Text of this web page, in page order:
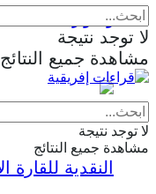
والمؤثرات
لا توجد نتيجة
مشاهدة جميع النتائج
لا توجد نتيجة
مشاهدة جميع النتائج